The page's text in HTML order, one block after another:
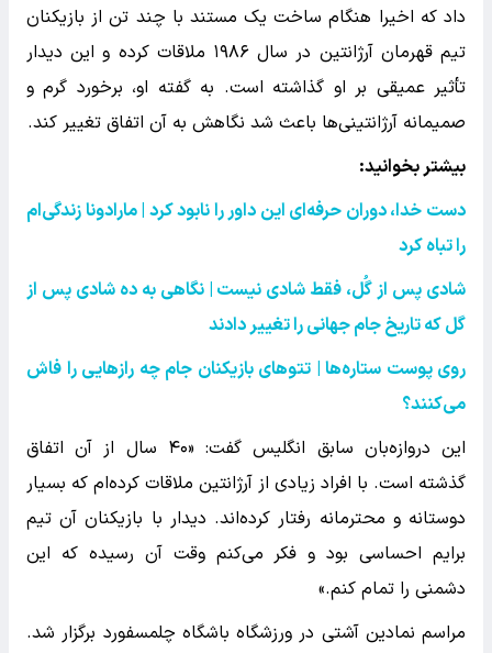
داد که اخیرا هنگام ساخت یک مستند با چند تن از بازیکنان
تیم قهرمان آرژانتین در سال ۱۹۸۶ ملاقات کرده و این دیدار
تأثیر عمیقی بر او گذاشته است. به گفته او، برخورد گرم و
صمیمانه آرژانتینی‌ها باعث شد نگاهش به آن اتفاق تغییر کند.
بیشتر بخوانید:
دست خدا، دوران حرفه‌ای این داور را نابود کرد | مارادونا زندگی‌ام
را تباه کرد
شادی پس از گُل، فقط شادی نیست | نگاهی به ده شادی پس از
گل که تاریخ جام جهانی را تغییر دادند
روی پوست ستاره‌ها | تتوهای بازیکنان جام چه رازهایی را فاش
می‌کنند؟
این دروازه‌بان سابق انگلیس گفت: «۴۰ سال از آن اتفاق
گذشته است. با افراد زیادی از آرژانتین ملاقات کرده‌ام که بسیار
دوستانه و محترمانه رفتار کرده‌اند. دیدار با بازیکنان آن تیم
برایم احساسی بود و فکر می‌کنم وقت آن رسیده که این
دشمنی را تمام کنم.»
مراسم نمادین آشتی در ورزشگاه باشگاه چلمسفورد برگزار شد.